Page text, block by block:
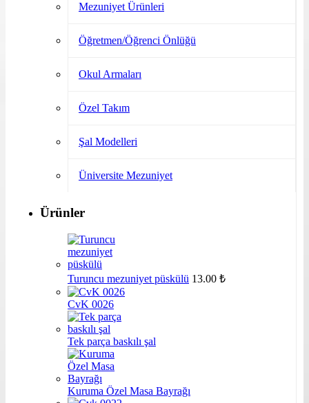
Mezuniyet Ürünleri
Öğretmen/Öğrenci Önlüğü
Okul Armaları
Özel Takım
Şal Modelleri
Üniversite Mezuniyet
Ürünler
Turuncu mezuniyet püskülü 13.00 ₺
CvK 0026
Tek parça baskılı şal
Kuruma Özel Masa Bayrağı